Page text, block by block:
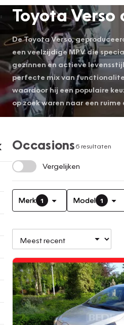
Toyota Verso
De Toyota Verso,
een veelzijdige MPV die
gezinnen en actieve
perfecte mix van
waardoor hij een populaire
op zoek waren naar een
Occasions6 resultaten
Vergelijken
Merk 1 Model 1